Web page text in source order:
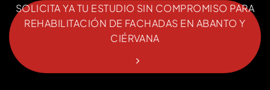
SOLICITA YA TU ESTUDIO SIN COMPROMISO PARA
REHABILITACIÓN DE FACHADAS EN ABANTO Y
CIÉRVANA